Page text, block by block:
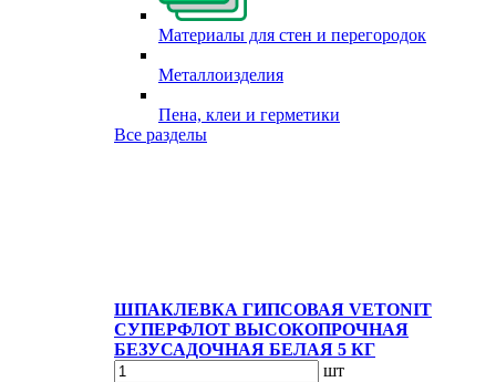
Материалы для стен и перегородок
Металлоизделия
Пена, клеи и герметики
Все разделы
ШПАКЛЕВКА ГИПСОВАЯ VETONIT
СУПЕРФЛОТ ВЫСОКОПРОЧНАЯ
БЕЗУСАДОЧНАЯ БЕЛАЯ 5 КГ
шт